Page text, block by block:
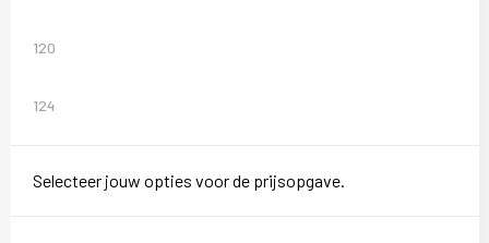
120
124
Selecteer jouw opties voor de prijsopgave.